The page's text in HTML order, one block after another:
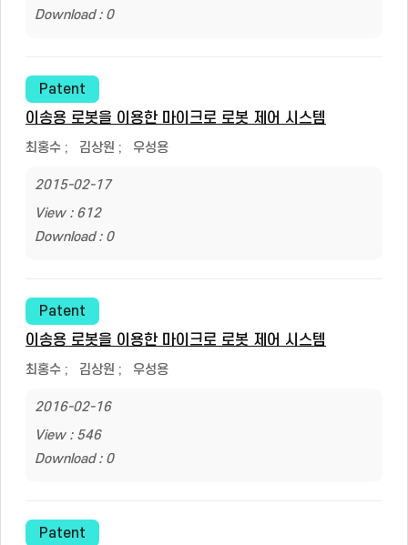
Download : 0
Patent
이송용 로봇을 이용한 마이크로 로봇 제어 시스템
최홍수 ; 김상원 ; 우성용
2015-02-17
View : 612
Download : 0
Patent
이송용 로봇을 이용한 마이크로 로봇 제어 시스템
최홍수 ; 김상원 ; 우성용
2016-02-16
View : 546
Download : 0
Patent